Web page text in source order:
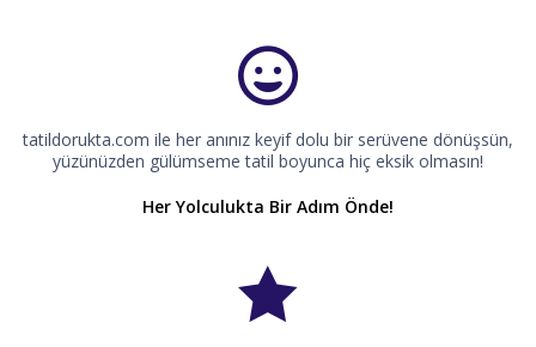
tatildorukta.com ile her anınız keyif dolu bir serüvene dönüşsün,
yüzünüzden gülümseme tatil boyunca hiç eksik olmasın!
Her Yolculukta Bir Adım Önde!